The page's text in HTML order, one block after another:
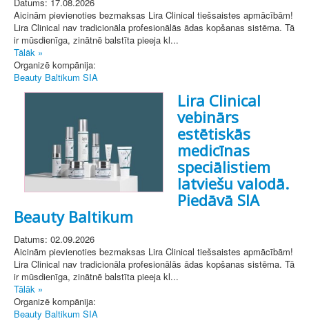
Aicinām pievienoties bezmaksas Lira Clinical tiešsaistes apmācībām!
Lira Clinical nav tradicionāla profesionālās ādas kopšanas sistēma. Tā
ir mūsdienīga, zinātnē balstīta pieeja kl...
Tālāk »
Organizē kompānija:
Beauty Baltikum SIA
Lira Clinical
vebinārs
estētiskās
medicīnas
speciālistiem
latviešu valodā.
Piedāvā SIA
Beauty Baltikum
Datums: 02.09.2026
Aicinām pievienoties bezmaksas Lira Clinical tiešsaistes apmācībām!
Lira Clinical nav tradicionāla profesionālās ādas kopšanas sistēma. Tā
ir mūsdienīga, zinātnē balstīta pieeja kl...
Tālāk »
Organizē kompānija:
Beauty Baltikum SIA